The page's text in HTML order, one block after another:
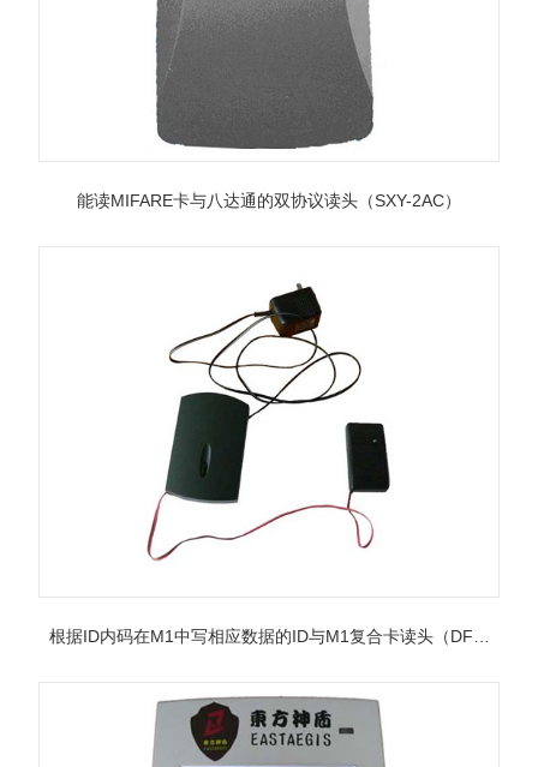
能读MIFARE卡与八达通的双协议读头（SXY-2AC）
根据ID内码在M1中写相应数据的ID与M1复合卡读头（DFL-
1）